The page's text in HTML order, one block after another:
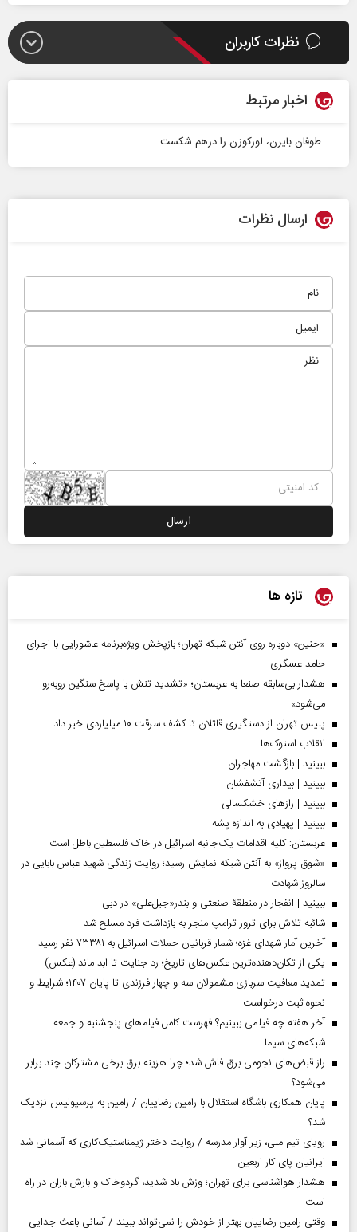
نظرات کاربران
اخبار مرتبط
طوفان بایرن، لورکوزن را درهم شکست
ارسال نظرات
تازه ها
«حنین» دوباره روی آنتن شبکه تهران؛ بازپخش ویژه‌برنامه عاشورایی با اجرای
حامد عسگری
هشدار بی‌سابقه صنعا به عربستان؛ «تشدید تنش با پاسخ سنگین روبه‌رو
می‌شود»
پلیس تهران از دستگیری قاتلان تا کشف سرقت ۱۰ میلیاردی خبر داد
انقلاب استوک‌ها
ببینید | بازگشت مهاجران
ببینید | بیداری آتشفشان
ببینید | رازهای خشکسالی
ببینید | پهپادی به اندازه پشه
عربستان: کلیه اقدامات یک‌جانبه اسرائیل در خاک فلسطین باطل است
«شوق پرواز» به آنتن شبکه نمایش رسید؛ روایت زندگی شهید عباس بابایی در
سالروز شهادت
ببینید | انفجار در منطقۀ صنعتی و بندر«جبل‌علی» در دبی
شائبه تلاش برای ترور ترامپ منجر به بازداشت فرد مسلح شد
آخرین آمار شهدای غزه؛ شمار قربانیان حملات اسرائیل به ۷۳۳۸۱ نفر رسید
یکی از تکان‌دهنده‌ترین عکس‌های تاریخ؛ رد جنایت تا ابد ماند (عکس)
تمدید معافیت سربازی مشمولان سه و چهار فرزندی تا پایان ۱۴۰۷؛ شرایط و
نحوه ثبت درخواست
آخر هفته چه فیلمی ببینیم؟ فهرست کامل فیلم‌های پنجشنبه و جمعه
شبکه‌های سیما
راز قبض‌های نجومی برق فاش شد؛ چرا هزینه برق برخی مشترکان چند برابر
می‌شود؟
پایان همکاری باشگاه استقلال با رامین رضاییان / رامین به پرسپولیس نزدیک
شد؟
رویای تیم ملی، زیر آوار مدرسه / روایت دختر ژیمناستیک‌کاری که آسمانی شد
ایرانیان پای کار اربعین
هشدار هواشناسی برای تهران؛ وزش باد شدید، گردوخاک و بارش باران در راه
است
وقتی رامین رضاییان بهتر از خودش را نمی‌تواند ببیند / آسانی باعث جدایی